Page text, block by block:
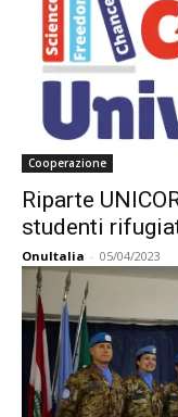
Cooperazione
Riparte
studenti
OnuItalia - 05/04/2023